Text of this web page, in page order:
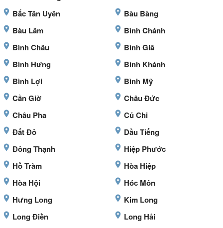
Bắc Tân Uyên
Bàu Bàng
Bàu Lâm
Bình Chánh
Bình Châu
Bình Giã
Bình Hưng
Bình Khánh
Bình Lợi
Bình Mỹ
Cần Giờ
Châu Đức
Châu Pha
Củ Chi
Đất Đỏ
Dầu Tiếng
Đông Thạnh
Hiệp Phước
Hồ Tràm
Hòa Hiệp
Hòa Hội
Hóc Môn
Hưng Long
Kim Long
Long Điền
Long Hải